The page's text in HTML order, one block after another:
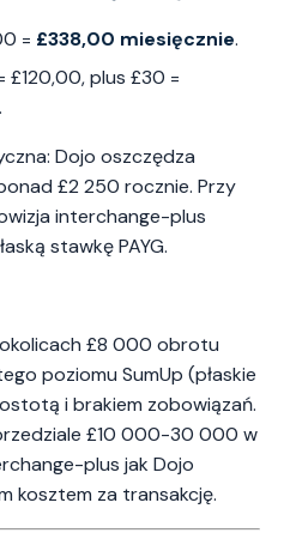
= £338,00 miesięcznie.
plus £30 =
.
Dojo oszczędza
£2 250 rocznie. Przy
interchange-plus
stawkę PAYG.
£8 000 obrotu
poziomu SumUp (płaskie
i brakiem zobowiązań.
£10 000-30 000 w
plus jak Dojo
kosztem za transakcję.